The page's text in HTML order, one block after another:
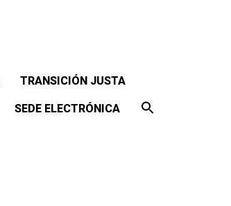
TRANSICIÓN JUSTA
SEDE ELECTRÓNICA